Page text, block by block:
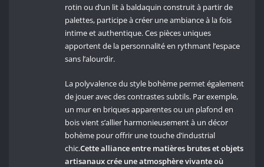
rotin ou d’un lit à baldaquin construit à partir de
palettes, participe à créer une ambiance à la fois
intime et authentique. Ces pièces uniques
apportent de la personnalité en rythmant l’espace
sans l’alourdir.
La polyvalence du style bohème permet également
de jouer avec des contrastes subtils. Par exemple,
un mur en briques apparentes ou un plafond en
bois vient s’allier harmonieusement à un décor
bohème pour offrir une touche d’industrial
chic.Cette alliance entre matières brutes et objets
artisanaux crée une atmosphère vivante où